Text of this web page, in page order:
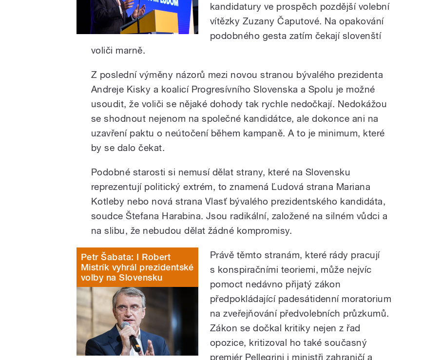
kandidatury ve prospěch pozdější volební
vítězky Zuzany Čaputové. Na opakování
podobného gesta zatím čekají slovenští
voliči marně.
Z poslední výměny názorů mezi novou stranou bývalého prezidenta
Andreje Kisky a koalicí Progresívního Slovenska a Spolu je možné
usoudit, že voliči se nějaké dohody tak rychle nedočkají. Nedokážou
se shodnout nejenom na společné kandidátce, ale dokonce ani na
uzavření paktu o neútočení během kampaně. A to je minimum, které
by se dalo čekat.
Podobné starosti si nemusí dělat strany, které na Slovensku
reprezentují politický extrém, to znamená Ľudová strana Mariana
Kotleby nebo nová strana Vlasť bývalého prezidentského kandidáta,
soudce Štefana Harabina. Jsou radikální, založené na silném vůdci a
na slibu, že nebudou dělat žádné kompromisy.
Petr Šabata: I Robert
Mistrík vyhrál prezidentské
volby na Slovensku
Právě těmto stranám, které rády pracují
s konspiračními teoriemi, může nejvíc
pomoct nedávno přijatý zákon
předpokládající padesátidenní moratorium
na zveřejňování předvolebních průzkumů.
Zákon se dočkal kritiky nejen z řad
opozice, kritizoval ho také současný
premiér Pellegrini i ministři zahraničí a